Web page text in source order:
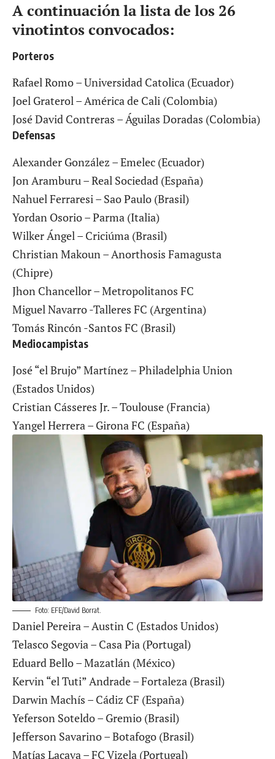
A continuación la lista de los 26
vinotintos convocados:
Porteros
Rafael Romo – Universidad Catolica (Ecuador)
Joel Graterol – América de Cali (Colombia)
José David Contreras – Águilas Doradas (Colombia)
Defensas
Alexander González – Emelec (Ecuador)
Jon Aramburu – Real Sociedad (España)
Nahuel Ferraresi – Sao Paulo (Brasil)
Yordan Osorio – Parma (Italia)
Wilker Ángel – Criciúma (Brasil)
Christian Makoun – Anorthosis Famagusta
(Chipre)
Jhon Chancellor – Metropolitanos FC
Miguel Navarro -Talleres FC (Argentina)
Tomás Rincón -Santos FC (Brasil)
Mediocampistas
José “el Brujo” Martínez – Philadelphia Union
(Estados Unidos)
Cristian Cásseres Jr. – Toulouse (Francia)
Yangel Herrera – Girona FC (España)
Foto: EFE/David Borrat.
Daniel Pereira – Austin C (Estados Unidos)
Telasco Segovia – Casa Pia (Portugal)
Eduard Bello – Mazatlán (México)
Kervin “el Tuti” Andrade – Fortaleza (Brasil)
Darwin Machís – Cádiz CF (España)
Yeferson Soteldo – Gremio (Brasil)
Jefferson Savarino – Botafogo (Brasil)
Matías Lacava – FC Vizela (Portugal)